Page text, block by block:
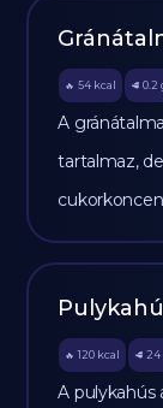
🔥 54 kcal 🥩 0.2
A
tartalmaz,
🔥 120 kcal 🥩 24
A pulykahús